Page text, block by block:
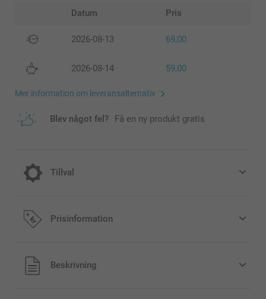
Datum Pris
2026-08-13 69,00
2026-08-14 59,00
Mer information om leveransalternativ
Blev något fel? Få en ny produkt gratis
Tillval
Rama in din poster
Priser på tillval och tillgänglighet
Prisinformation
Alla priser är i svenska kronor (SEK), inklusive moms och
exklusive porto.
Beskrivning